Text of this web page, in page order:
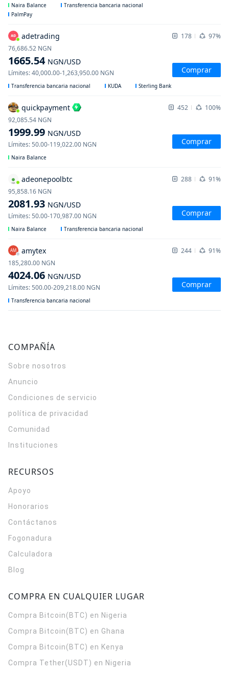
Naira Balance
Transferencia bancaria nacional
PalmPay
adetrading 178 97%
1665.54 NGN/USD
76,686.52 NGN
Límites:40,000.00-1,263,950.00 NGN Comprar
Transferencia bancaria nacional KUDA Sterling Bank
quickpayment 452 100%
1999.99 NGN/USD
92,085.54 NGN
Límites:50.00-119,022.00 NGN Comprar
Naira Balance
adeonepoolbtc 288 91%
2081.93 NGN/USD
95,858.16 NGN
Límites:50.00-170,987.00 NGN Comprar
Naira Balance Transferencia bancaria nacional
AM amytex 244 91%
4024.06 NGN/USD
185,280.00 NGN
Límites:500.00-209,218.00 NGN Comprar
Transferencia bancaria nacional
COMPAÑÍA
Sobre nosotros
Anuncio
Condiciones de servicio
política de privacidad
Comunidad
Instituciones
RECURSOS
Apoyo
Honorarios
Contáctanos
Fogonadura
Calculadora
Blog
COMPRA EN CUALQUIER LUGAR
Compra Bitcoin(BTC) en Nigeria
Compra Bitcoin(BTC) en Ghana
Compra Bitcoin(BTC) en Kenya
Compra Tether(USDT) en Nigeria